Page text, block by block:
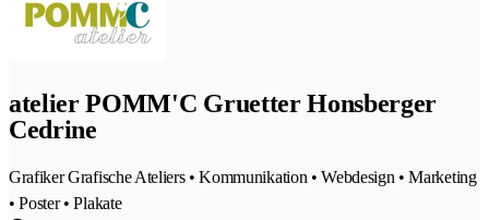
atelier POMM'C Gruetter Honsberger
Cedrine
Grafiker Grafische Ateliers • Kommunikation • Webdesign • Marketing
• Poster • Plakate